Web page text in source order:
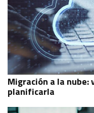
Migración a la nube:
planificarla